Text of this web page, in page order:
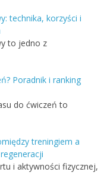
technika, korzyści i
to jedno z
Poradnik i ranking
do ćwiczeń to
treningiem a
i aktywności fizycznej,